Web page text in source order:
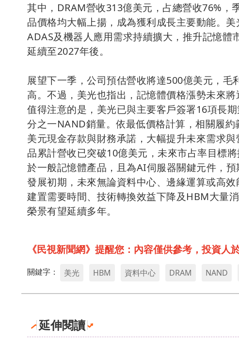
其中，DRAM營收313億美元，占總營收76%
品價格均大幅上揚，成為獲利成長主要動能。
ADAS及機器人應用需求持續擴大，推升記憶
延續至2027年後。
展望下一季，公司預估營收將達500億美元，
高。不過，美光也指出，記憶體價格漲勢未來
值得注意的是，美光已與主要客戶簽署16項長
分之一NAND銷量。依最低價格計算，相關履
美元現金存款與財務承諾，大幅提升未來需求
品累計營收已突破10億美元，未來市占率目標
於一般記憶體產品，且為AI伺服器關鍵元件，
發展初期，未來無論資料中心、邊緣運算或高
建置需要時間、技術轉換效益下降及HBM大量
榮景有望延續多年。
《民視新聞網》提醒您：內容僅供參考，投資人
關鍵字： 美光 HBM 資料中心 DRAM NAND
延伸閱讀